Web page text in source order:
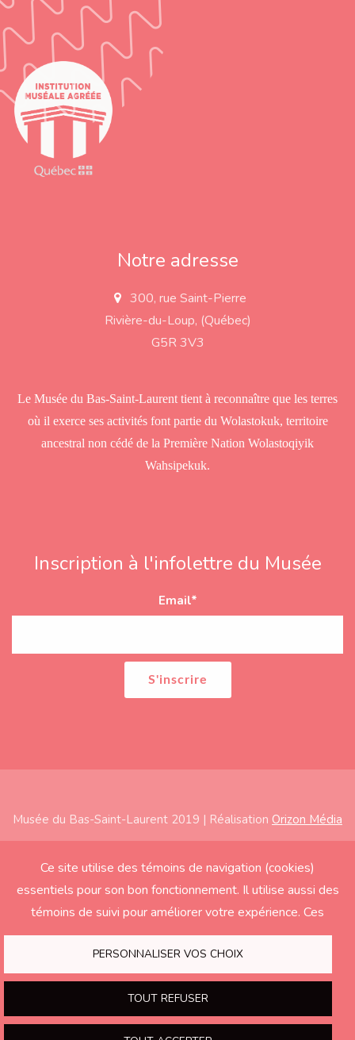
Notre adresse
a
d
300, rue Saint-Pierre
Rivière-du-Loup, (Québec)
G5R 3V3
Le Musée du Bas-Saint-Laurent tient à reconnaître que les terres
où il exerce ses activités font partie du Wolastokuk, territoire
ancestral non cédé de la Première Nation Wolastoqiyik
Wahsipekuk.
Inscription à l'infolettre du Musée
Email*
Musée du Bas-Saint-Laurent 2019 | Réalisation Orizon Média
Ce site utilise des témoins de navigation (cookies)
essentiels pour son bon fonctionnement. Il utilise aussi des
témoins de suivi pour améliorer votre expérience. Ces
derniers seront activés seulement si vous acceptez.
PERSONNALISER VOS CHOIX
TOUT REFUSER
Subfooter
Accueil
À propos
Éducation
Soutenir le Musée